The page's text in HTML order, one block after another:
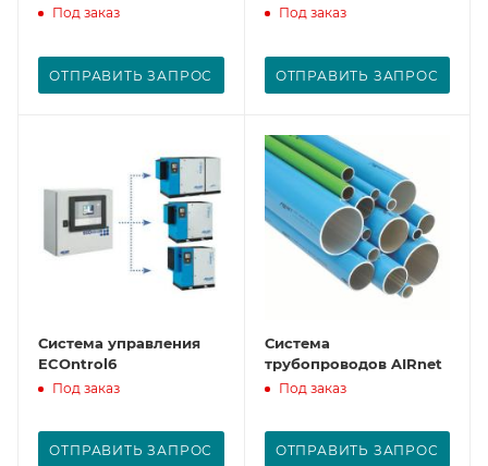
Под заказ
ОТПРАВИТЬ ЗАПРОС
Под заказ
ОТПРАВИТЬ ЗАПРОС
Система управления
ECOntrol6
Под заказ
ОТПРАВИТЬ ЗАПРОС
Система
трубопроводов AIRnet
Под заказ
ОТПРАВИТЬ ЗАПРОС